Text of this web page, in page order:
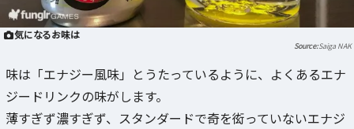
気になるお味は
Saiga NAK
味は「エナジー風味」とうたっているように、よくあるエナ
ジードリンクの味がします。
薄すぎず濃すぎず、スタンダードで奇を衒っていないエナジ